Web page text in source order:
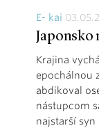
E- kai
Krajina
epochálnou
abdikoval
nástupcom
najstarší syn